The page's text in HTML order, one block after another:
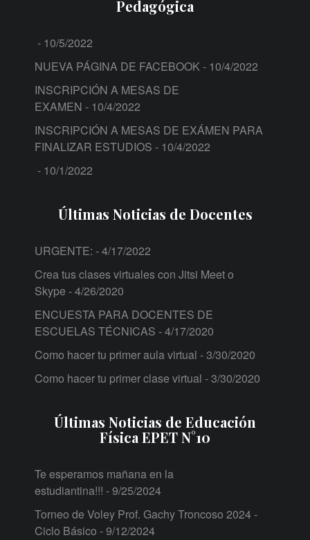
Pedagógica
- 10/5/2022
NUEVA PÁGINA DE FACEBOOK - 10/4/2022
INSCRIPCIÓN A MESAS DE
EXAMEN - 10/4/2022
INSCRIPCIÓN A MESAS DE EXÁMEN PARA
FINALIZAR ESTUDIOS - 10/4/2022
- 10/1/2022
Últimas Noticias de Docentes
URGENTE: - 4/17/2022
Crea tus clases virtuales con Jitsi Meet o
Skype - 4/26/2020
ENCUESTA PARA DOCENTES DE
ESCUELAS TÉCNICAS - 4/17/2020
Como hacer tu primer aula virtual - 3/30/2020
Como hacer tu primer clase virtual - 3/30/2020
Últimas Noticias de Educación
Física EPET N°10
Te esperamos mañana en la
estudiantina!!! - 9/25/2024
Torneo de Voley Prof. Gachy Troncoso 2024 -
Ciclo Básico - 9/12/2024